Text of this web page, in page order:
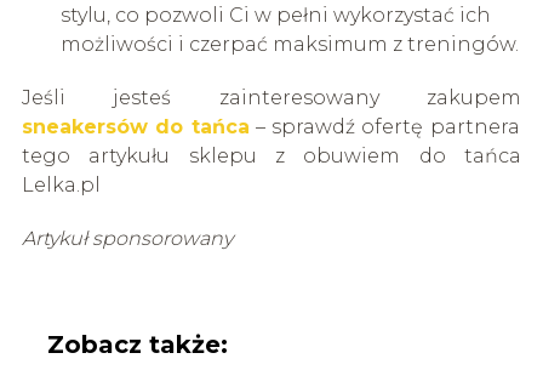
stylu, co pozwoli Ci w pełni wykorzystać ich
możliwości i czerpać maksimum z treningów.
Jeśli jesteś zainteresowany zakupem
sneakersów do tańca – sprawdź ofertę partnera
tego artykułu sklepu z obuwiem do tańca
Lelka.pl
Artykuł sponsorowany
Zobacz także: